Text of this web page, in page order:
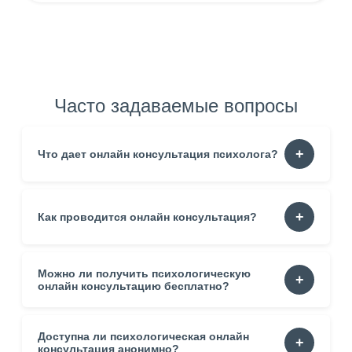
Часто задаваемые вопросы
Что дает онлайн консультация психолога?
Она помогает понять собственные реакции. Уменьшает
тревогу. Формирует устойчивость. Создаёт пространство
Как проводится онлайн консультация?
Процесс строится в спокойном темпе. Встреча проходит
через видео, аудио или переписку. Специалист
подстраивается под состояние клиента.
Можно ли получить психологическую
онлайн консультацию бесплатно?
Да. Некоторые сервисы предлагают пробные сессии.
Такой формат помогает оценить стиль работы.
Доступна ли психологическая онлайн
консультация анонимно?